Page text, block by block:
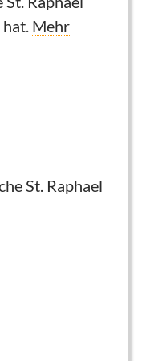
Mehr
St. Raphael